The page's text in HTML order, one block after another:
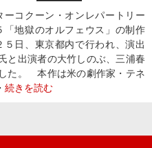
コクーン・オンレパートリー
「地獄のオルフェウス」の制作
５日、東京都内で行われ、演出
と出演者の大竹しのぶ、三浦春
た。 本作は米の劇作家・テネ
続きを読む